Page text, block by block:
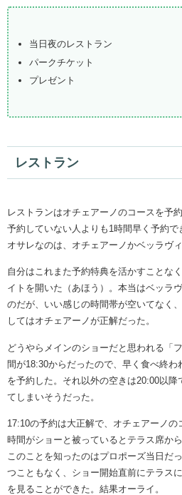
当日夜のレストラン
パークチケット
プレゼント
レストラン
レストランはオチェアーノのコースを予
予約していない人よりも1時間早く予約で
オサレなのは、オチェアーノかベッラヴ
自分はこれまた予約特典を活かすことな
イトを開いた（あほう）。本当はベッラ
のだが、いい感じの時間帯が空いてなく
してはオチェアーノが正解だった。
どうやらメインのショーだと思われる「
間が18:30からだったので、早く食べ終
を予約した。それ以外の空きは20:00以
てしまいそうだった。
17:10の予約は大正解で、オチェアーノ
時間がショーと被っているとテラス席か
このことを知ったのはプロポーズ当日だ
つこともなく、ショー開始直前にテラス
を見ることができた。結果オーライ。